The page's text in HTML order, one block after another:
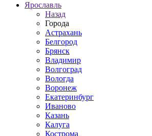
Ярославль
Назад
Города
Астрахань
Белгород
Брянск
Владимир
Волгоград
Вологда
Воронеж
Екатеринбург
Иваново
Казань
Калуга
Кострома